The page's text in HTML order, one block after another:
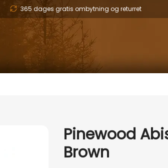
365 dages gratis ombytning og returret
BØRN HUND NYHEDER OUTLET
Pinewood
Brown